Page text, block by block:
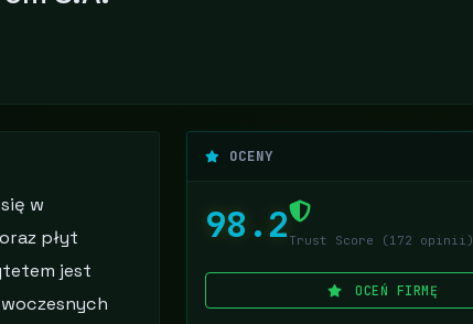
OCENY
98.2 Trust Score (172 opinii)
OCEŃ FIRMĘ
w
płyt
jest